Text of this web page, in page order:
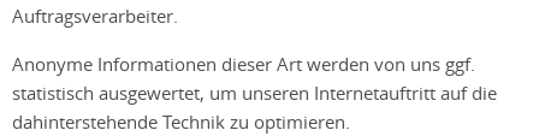
Auftragsverarbeiter.
Anonyme Informationen dieser Art werden von uns ggf.
statistisch ausgewertet, um unseren Internetauftritt auf die
dahinterstehende Technik zu optimieren.